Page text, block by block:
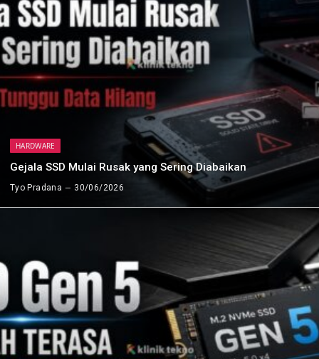
HARDWARE
Gejala SSD Mulai Rusak yang Sering Diabaikan
Tyo Pradana 30/06/2026